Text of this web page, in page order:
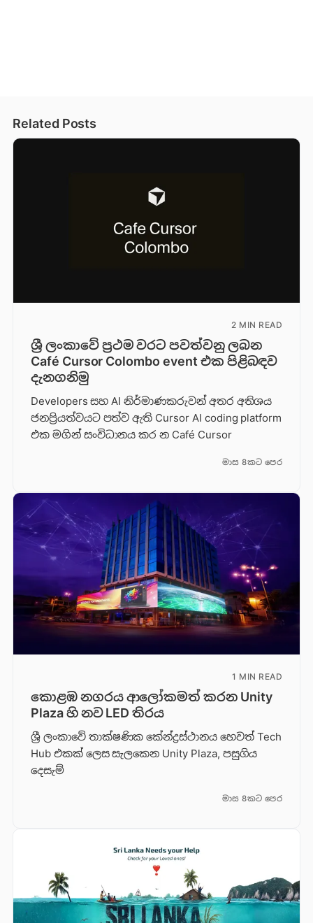
Related Posts
2 MIN READ
ශ්‍රී ලංකාවේ ප්‍රථම වරට පවත්වනු ලබන
Café Cursor Colombo event එක පිළිබඳව
දැනගනිමු
Developers සහ AI නිර්මාණකරුවන් අතර අතිශය
ජනප්‍රියත්වයට පත්ව ඇති Cursor AI coding platform
එක මගින් සංවිධානය කර න Café Cursor
මාස 8කට පෙර
1 MIN READ
කොළඹ නගරය ආලෝකමත් කරන Unity
Plaza හි නව LED තිරය
ශ්‍රී ලංකාවේ තාක්ෂණික කේන්ද්‍රස්ථානය හෙවත් Tech
Hub එකක් ලෙස සැලකෙන Unity Plaza, පසුගිය
දෙසැම්
මාස 8කට පෙර